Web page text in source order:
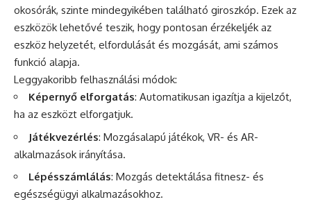
okosórák, szinte mindegyikében található giroszkóp. Ezek az
eszközök lehetővé teszik, hogy pontosan érzékeljék az
eszköz helyzetét, elfordulását és mozgását, ami számos
funkció alapja.
Leggyakoribb felhasználási módok:
Képernyő elforgatás: Automatikusan igazítja a kijelzőt,
ha az eszközt elforgatjuk.
Játékvezérlés: Mozgásalapú játékok, VR- és AR-
alkalmazások irányítása.
Lépésszámlálás: Mozgás detektálása fitnesz- és
egészségügyi alkalmazásokhoz.